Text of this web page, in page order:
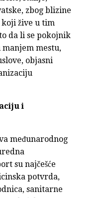
zbog blizine
žive u tim
da li se pokojnik
mestu,
objasni
i
međunarodnog
su najčešće
potvrda,
sanitarne